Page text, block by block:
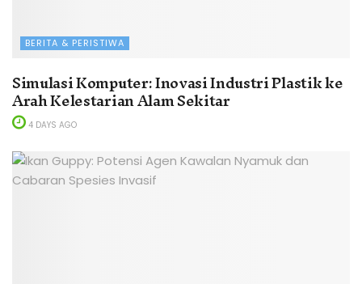
BERITA & PERISTIWA
Simulasi Komputer: Inovasi Industri Plastik ke
Arah Kelestarian Alam Sekitar
4 DAYS AGO